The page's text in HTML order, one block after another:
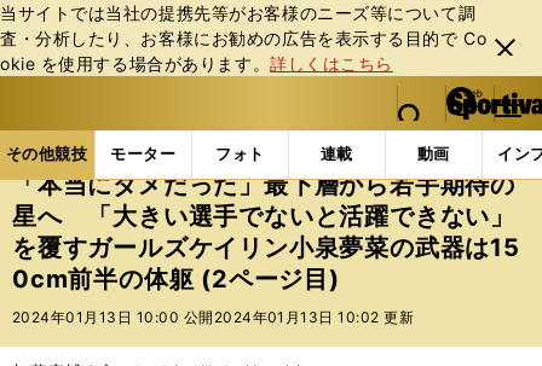
当サイトでは当社の提携先等がお客様のニーズ等について調
査・分析したり、お客様にお勧めの広告を表⽰する⽬的で Co
okie を使⽤する場合があります。詳しくはこちら
閉じ
る
web Sportiva (webスポルティーバ)
検索
マイペ
ー
ジ
メニュ
その他競技 モーター フォト 連載 動画 イン
ス
ポ
ル
テ
ィ
ー
バ
その他競技の記事一覧 その他競技 その他 「本
「本当にダメだった」最下層から若手期待の
星へ 「大きい選手でないと活躍できない」
を覆すガールズケイリン小泉夢菜の武器は15
0cm前半の体躯 (2ページ目)
2024年01月13日 10:00 公開 2024年01月13日 10:02 更新